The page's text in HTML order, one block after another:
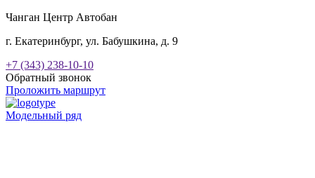
Чанган Центр Автобан
г. Екатеринбург, ул. Бабушкина, д. 9
+7 (343) 238-10-10
Обратный звонок
Проложить маршрут
Модельный ряд